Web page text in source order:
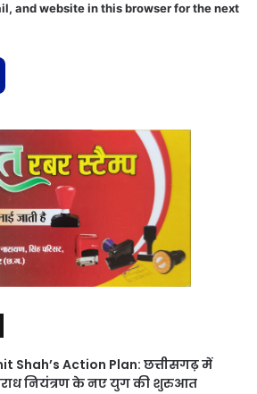
and website in this browser for the next
Shah’s Action Plan: छत्तीसगढ़ में
नियंत्रण के नए युग की शुरुआत